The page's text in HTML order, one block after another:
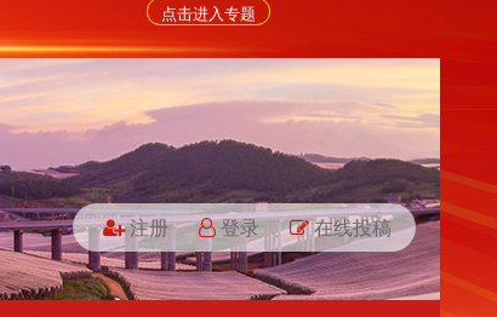
点击进入专题
注册 登录 在线投稿